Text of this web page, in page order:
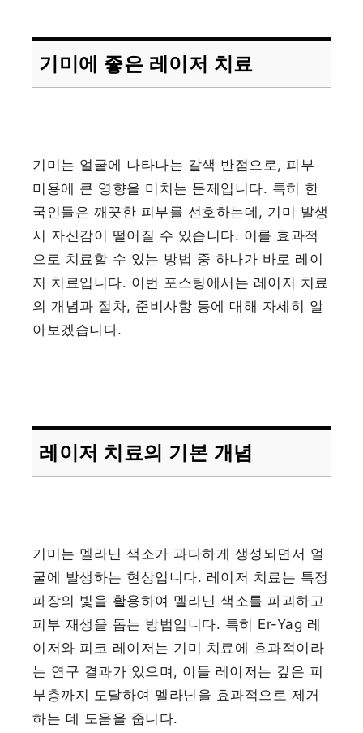
기미에 좋은 레이저 치료
기미는 얼굴에 나타나는 갈색 반점으로, 피부
미용에 큰 영향을 미치는 문제입니다. 특히 한
국인들은 깨끗한 피부를 선호하는데, 기미 발생
시 자신감이 떨어질 수 있습니다. 이를 효과적
으로 치료할 수 있는 방법 중 하나가 바로 레이
저 치료입니다. 이번 포스팅에서는 레이저 치료
의 개념과 절차, 준비사항 등에 대해 자세히 알
아보겠습니다.
레이저 치료의 기본 개념
기미는 멜라닌 색소가 과다하게 생성되면서 얼
굴에 발생하는 현상입니다. 레이저 치료는 특정
파장의 빛을 활용하여 멜라닌 색소를 파괴하고
피부 재생을 돕는 방법입니다. 특히 Er-Yag 레
이저와 피코 레이저는 기미 치료에 효과적이라
는 연구 결과가 있으며, 이들 레이저는 깊은 피
부층까지 도달하여 멜라닌을 효과적으로 제거
하는 데 도움을 줍니다.